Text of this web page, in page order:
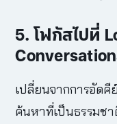
5. โฟกัสไปที่
เปลี่ยนจากการอัดคี
ค้นหาที่เป็นธรรมช